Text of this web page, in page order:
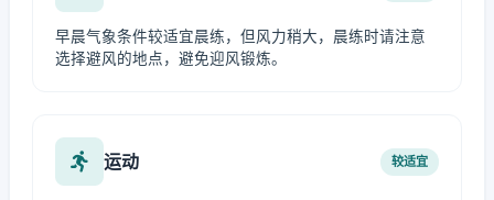
早晨气象条件较适宜晨练，但风力稍大，晨练时请注意
选择避风的地点，避免迎风锻炼。
运动 较适宜